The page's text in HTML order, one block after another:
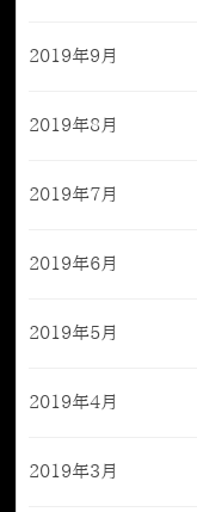
2019年9月
2019年8月
2019年7月
2019年6月
2019年5月
2019年4月
2019年3月